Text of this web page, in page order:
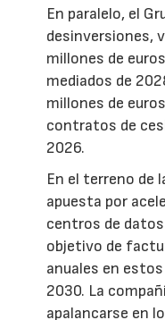
En paralelo, el
desinversiones,
millones de
mediados de
millones de
contratos de
2026.
En el terreno de
apuesta por
centros de
objetivo de
anuales en
2030. La
apalancarse en